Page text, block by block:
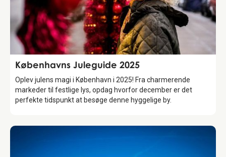
Guide
Københavns Juleguide 2025
Oplev julens magi i København i 2025! Fra charmerende
markeder til festlige lys, opdag hvorfor december er det
perfekte tidspunkt at besøge denne hyggelige by.